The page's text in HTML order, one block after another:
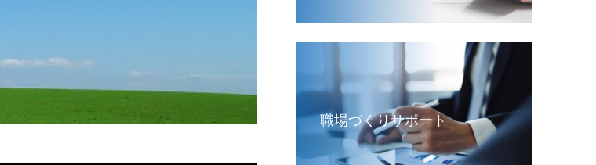
職場づくりサポート